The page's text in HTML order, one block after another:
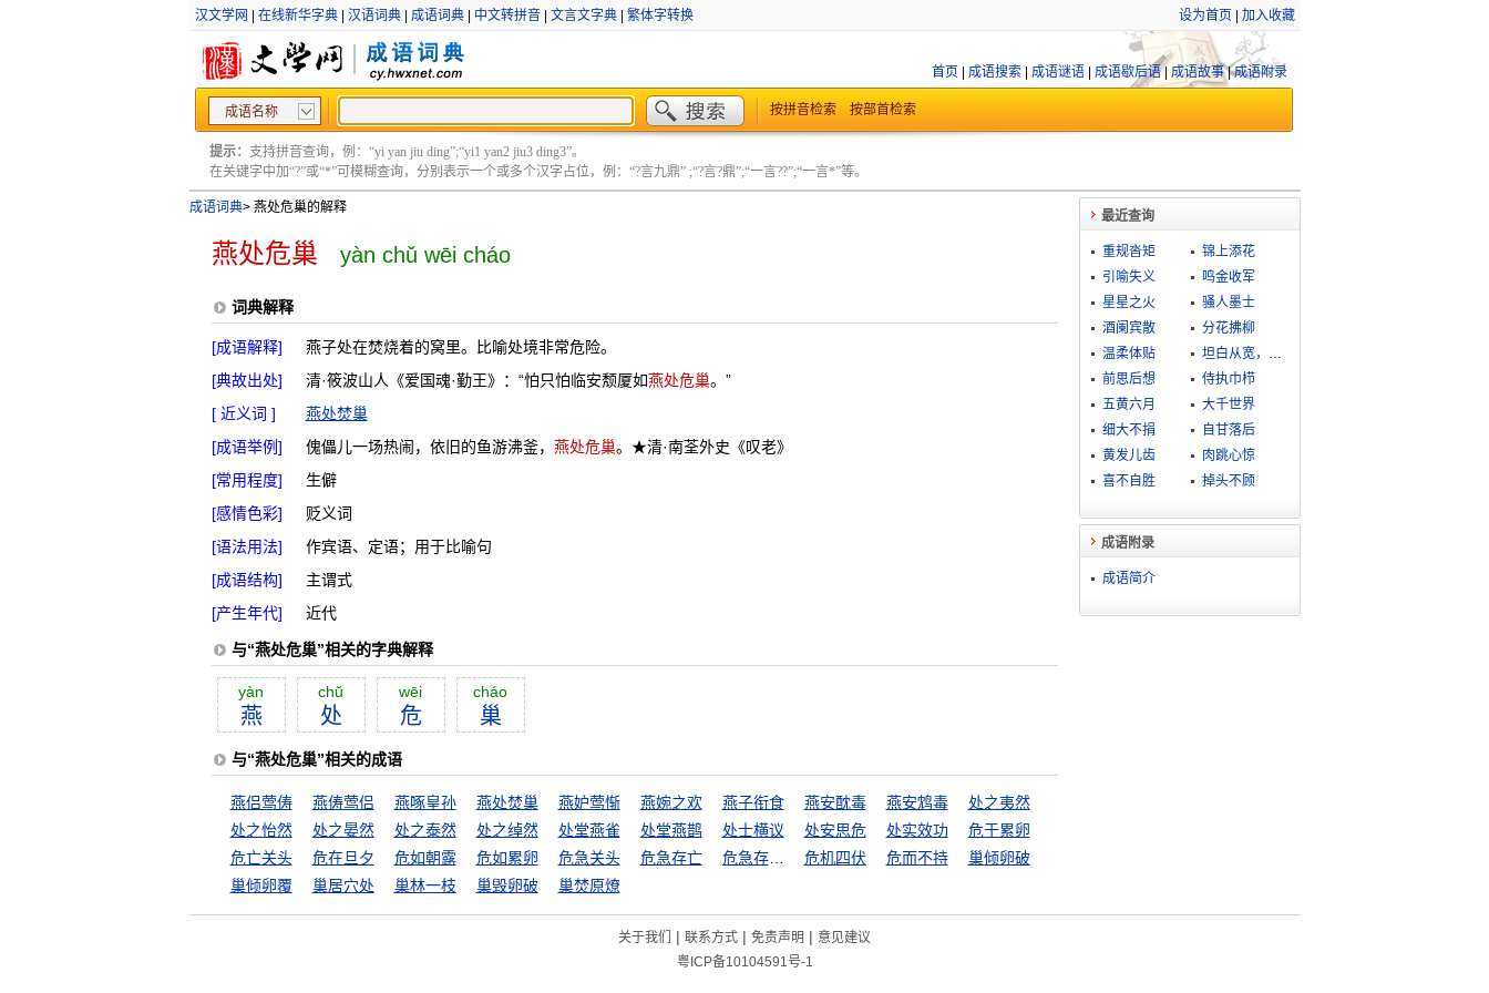
汉文学网 在线新华字典| 汉语词典| 成语词典| 中文转拼音| 文言文字典| 繁体字转换 设为首页 加入收藏
首页 成语搜索| 成语谜语| 成语歇后语| 成语故事|成语附录
成语名称 按拼音检索 按部首检索
提示： 支持拼音查询，例：“yi yan jiu ding”;“yi1 yan2 jiu3 ding3”。
在关键字中加“?”或“*”可模糊查询，分别表示一个或多个汉字占位，例：“?言九鼎” ;“?言?鼎”;“一言??”;“一言*”等。
成语词典>燕处危巢的解释
燕处危巢 yàn chǔ wēi cháo
词典解释
[成语解释]
燕子处在焚烧着的窝里。比喻处境非常危险。
[典故出处]
清·筱波山人《爱国魂·勤王》：“怕只怕临安颓厦如燕处危巢。”
[ 近义词 ]
燕处焚巢
[成语举例]
傀儡儿一场热闹，依旧的鱼游沸釜， 燕处危巢。★清·南荃外史《叹老》
[常用程度]
生僻
[感情色彩]
贬义词
[语法用法]
作宾语、定语；用于比喻句
[成语结构]
主谓式
[产生年代]
近代
与“燕处危巢”相关的字典解释
yàn
燕
chŭ
处
wēi
危
cháo
巢
与“燕处危巢”相关的成语
燕侣莺俦 燕俦莺侣 燕啄皇孙 燕处焚巢 燕妒莺惭 燕婉之欢 燕子衔食 燕安酖毒 燕安鸩毒
处之夷然
处之怡然
处之晏然 处之泰然 处之绰然 处堂燕雀 处堂燕鹊 处士横议 处安思危 处实效功
危于累卵
危亡关头
危在旦夕 危如朝露 危如累卵 危急关头 危急存亡 危急存亡之秋 危机四伏 危而不持
巢倾卵破
巢倾卵覆
巢居穴处 巢林一枝 巢毁卵破 巢焚原燎
最近查询
重规沓矩
锦上添花
引喻失义
鸣金收军
星星之火
骚人墨士
酒阑宾散
分花拂柳
温柔体贴
坦白从宽，抗拒从严
前思后想
侍执巾栉
五黄六月
大千世界
细大不捐
自甘落后
黄发儿齿
肉跳心惊
喜不自胜
掉头不顾
成语附录
成语简介
关于我们 | 联系方式 | 免责声明 | 意见建议
粤ICP备10104591号-1